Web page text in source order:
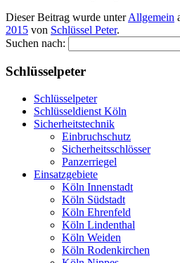
Dieser Beitrag wurde unterAllgemein
2015 von Schlüssel Peter.
Suchen nach:
Schlüsselpeter
Schlüsselpeter
Schlüsseldienst Köln
Sicherheitstechnik
Einbruchschutz
Sicherheitsschlösser
Panzerriegel
Einsatzgebiete
Köln Innenstadt
Köln Südstadt
Köln Ehrenfeld
Köln Lindenthal
Köln Weiden
Köln Rodenkirchen